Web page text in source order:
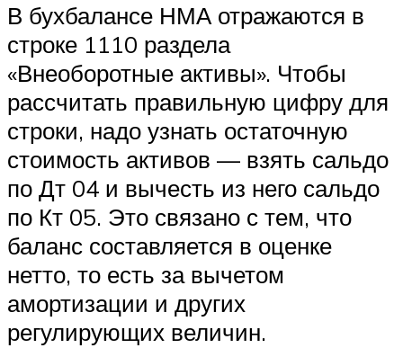
В бухбалансе НМА отражаются в
строке 1110 раздела
«Внеоборотные активы». Чтобы
рассчитать правильную цифру для
строки, надо узнать остаточную
стоимость активов — взять сальдо
по Дт 04 и вычесть из него сальдо
по Кт 05. Это связано с тем, что
баланс составляется в оценке
нетто, то есть за вычетом
амортизации и других
регулирующих величин.